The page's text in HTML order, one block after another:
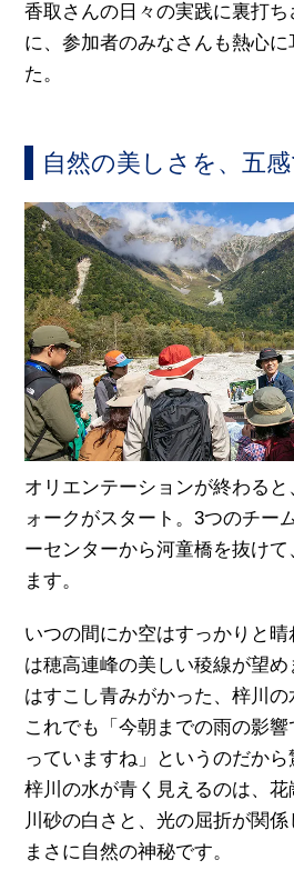
香取さんの日々の実践に裏打
に、参加者のみなさんも熱心
た。
自然の美しさを、五
オリエンテーションが終わる
ォークがスタート。3つのチー
ーセンターから河童橋を抜け
ます。
いつの間にか空はすっかりと
は穂高連峰の美しい稜線が望
はすこし青みがかった、梓川の
これでも「今朝までの雨の影
っていますね」というのだか
梓川の水が青く見えるのは、
川砂の白さと、光の屈折が関係
まさに自然の神秘です。